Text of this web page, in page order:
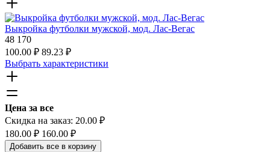
Выкройка футболки мужской, мод. Лас-Вегас
48 170
100.00 ₽ 89.23 ₽
Выбрать характеристики
Цена за все
Скидка на заказ: 20.00 ₽
180.00 ₽ 160.00 ₽
Добавить все в корзину